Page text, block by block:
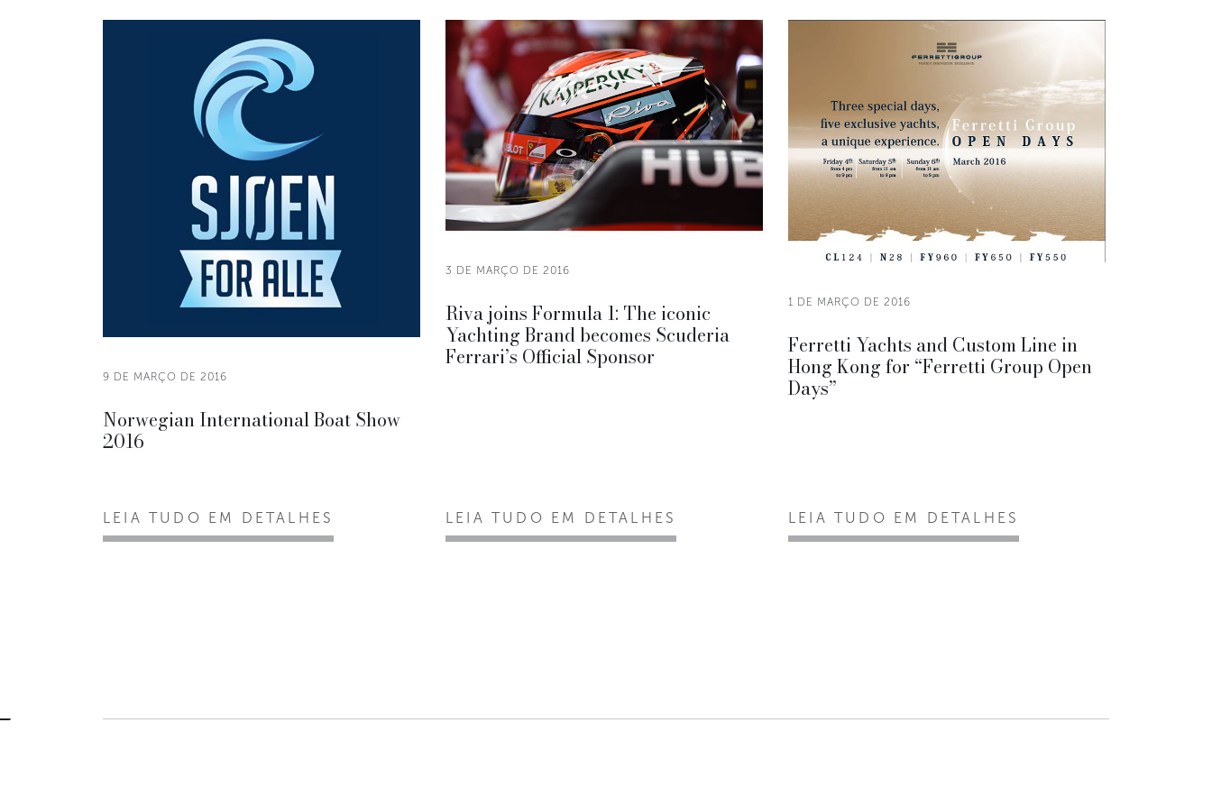
9 DE MARÇO DE 2016
Norwegian International Boat Show
2016
LEIA TUDO EM DETALHES
3 DE MARÇO DE 2016
Riva joins Formula 1: The iconic
Yachting Brand becomes Scuderia
Ferrari’s Official Sponsor
LEIA TUDO EM DETALHES
1 DE MARÇO DE 2016
Ferretti Yachts and Custom Line in
Hong Kong for “Ferretti Group Open
Days”
LEIA TUDO EM DETALHES